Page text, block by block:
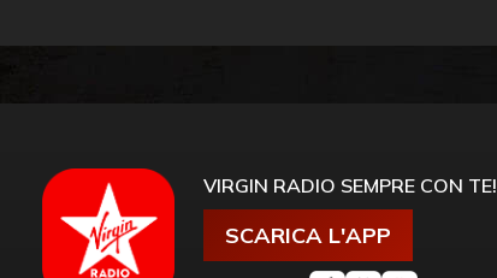
VIRGIN RADIO SEMPRE CON TE!
SCARICA L'APP